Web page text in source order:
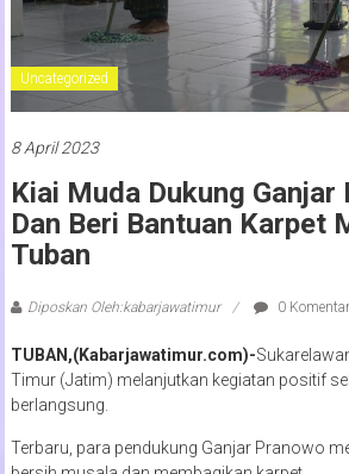
Uncategorized
8 April 2023
Kiai Muda Dukung Ganjar
Dan Beri Bantuan Karpet
Tuban
Diposkan Oleh:kabarjawatimur 0 Komentar
TUBAN,(Kabarjawatimur.com)-
Timur (Jatim) melanjutkan kegiatan positif
berlangsung.
Terbaru, para pendukung Ganjar Pranowo